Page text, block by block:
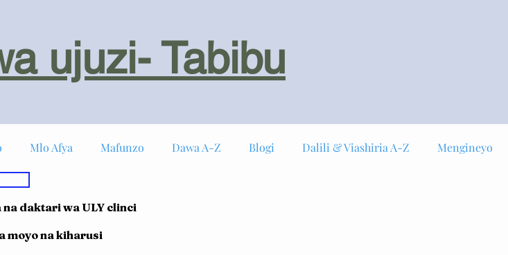
ujuzi- Tabibu
Mlo Afya Mafunzo Dawa A-Z Blogi Dalili & Viashiria A-Z Mengineyo
daktari wa ULY clinci
moyo na kiharusi